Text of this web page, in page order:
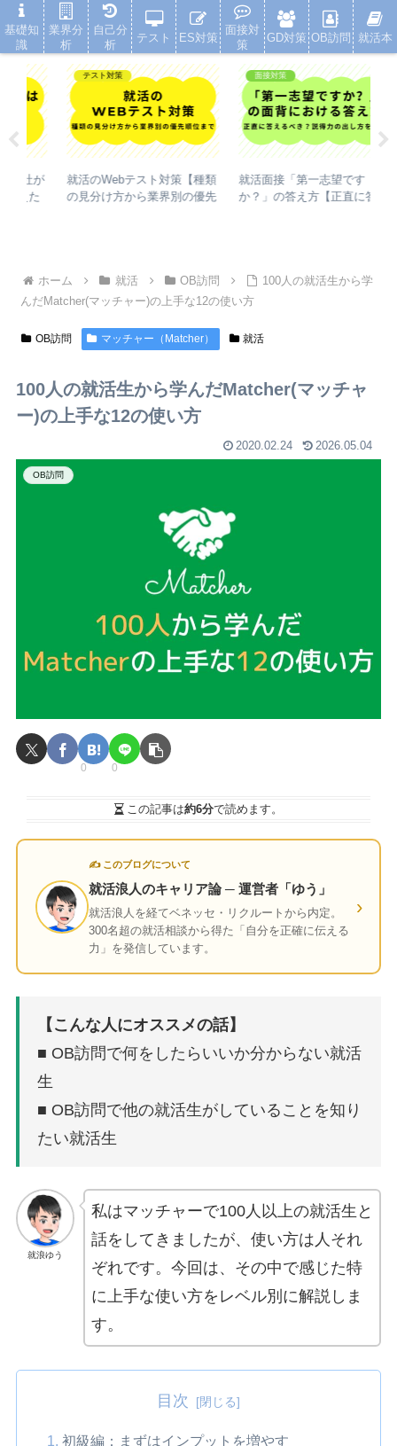
就活浪人した経験が、キャリアを変えた
テスト対策
就活のWebテスト対策【種類
の見分け方から業界別の優先
面接対策
就活面接「第一志望です
か？」の答え方【正直に答え
ホーム 就活 OB訪問
100人の就活生から学
んだMatcher(マッチャー)の上手な12の使い方
OB訪問 マッチャー（Matcher） 就活
100人の就活生から学んだMatcher(マッチャ
ー)の上手な12の使い方
2020.02.24 2026.05.04
OB訪問
0 0
この記事は約6分で読めます。
✍ このブログについて
就活浪人のキャリア論 ─ 運営者「ゆう」
就活浪人を経てベネッセ・リクルートから内定。
300名超の就活相談から得た「自分を正確に伝える
力」を発信しています。
›
【こんな人にオススメの話】
■ OB訪問で何をしたらいいか分からない就活
生
■ OB訪問で他の就活生がしていることを知り
たい就活生
就浪ゆう
私はマッチャーで100人以上の就活生と
話をしてきましたが、使い方は人それ
ぞれです。今回は、その中で感じた特
に上手な使い方をレベル別に解説しま
す。
目次
初級編：まずはインプットを増やす
基礎知
識
業界分
析
自己分
析
テスト ES対策
面接対
策
GD対策 OB訪問 就活本